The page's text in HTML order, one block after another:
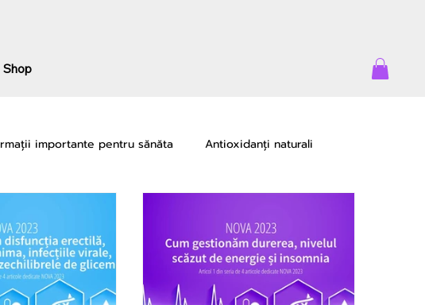
Shop
importante pentru sănăta Antioxidanți naturali